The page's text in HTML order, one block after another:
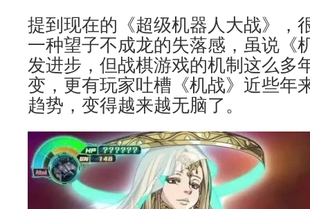
提到现在的《超级机器人大战》，
一种望子不成龙的失落感，虽说《
发进步，但战棋游戏的机制这么多
变，更有玩家吐槽《机战》近些年
趋势，变得越来越无脑了。